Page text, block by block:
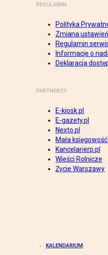
REGULAMIN
Polityka
Zmiana
Regulamin
Informacje o
Deklaracja
PARTNERZY
E-kiosk.pl
E-gazety.pl
Nexto.pl
Mała księgowość
Kancelarierp.pl
Wieści Rolnicze
Życie Warszawy
KALENDARIUM